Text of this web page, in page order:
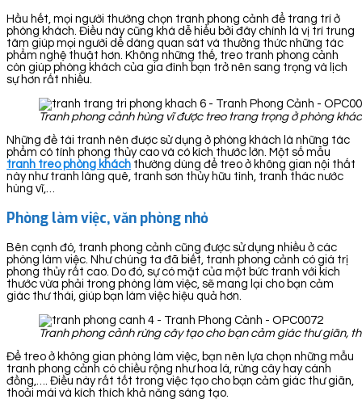
Hầu hết, mọi người thường chọn tranh phong cảnh để trang trí ở
phòng khách. Điều này cũng khá dễ hiểu bởi đây chính là vị trí trung
tâm giúp mọi người dễ dàng quan sát và thưởng thức những tác
phẩm nghệ thuật hơn. Không những thế, treo tranh phong cảnh
còn giúp phòng khách của gia đình bạn trở nên sang trọng và lịch
sự hơn rất nhiều.
Tranh phong cảnh hùng vĩ được treo trang trọng ở phòng
Những đề tài tranh nên được sử dụng ở phòng khách là những tác
phẩm có tính phong thủy cao và có kích thước lớn. Một số mẫu
tranh treo phòng khách thường dùng để treo ở không gian nội thất
này như tranh làng quê, tranh sơn thủy hữu tình, tranh thác nước
hùng vĩ,…
Phòng làm việc, văn phòng nhỏ
Bên cạnh đó, tranh phong cảnh cũng được sử dụng nhiều ở các
phòng làm việc. Như chúng ta đã biết, tranh phong cảnh có giá trị
phong thủy rất cao. Do đó, sự có mặt của một bức tranh với kích
thước vừa phải trong phòng làm việc, sẽ mang lại cho bạn cảm
giác thư thái, giúp bạn làm việc hiệu quả hơn.
Tranh phong cảnh rừng cây tạo cho bạn cảm giác thư giãn,
Để treo ở không gian phòng làm việc, bạn nên lựa chọn những mẫu
tranh phong cảnh có chiều rộng như hoa lá, rừng cây hay cánh
đồng,…. Điều này rất tốt trong việc tạo cho bạn cảm giác thư giãn,
thoải mái và kích thích khả năng sáng tạo.